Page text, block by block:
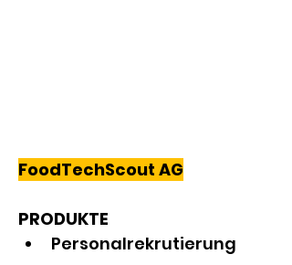
FoodTechScout AG
PRODUKTE
Personalrekrutierung